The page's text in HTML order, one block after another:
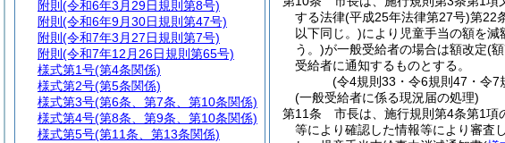
する法律(平成25年法律第27号)第22
以下同じ。)により児童手当の額を
う。)が一般受給者の場合は額改定(
受給者に通知するものとする。
(令4規則33・令6規則47・令7
(一般受給者に係る現況届の処理)
第11条
市長は、施行規則第4条第1項
等により確認した情報等により審査
附則 (令和6年3月29日規則第8号)
附則 (令和6年9月30日規則第47号)
附則 (令和7年3月27日規則第7号)
附則 (令和7年12月26日規則第65号)
様式第1号(第4条関係)
様式第2号(第5条関係)
様式第3号(第6条、第7条、第10条関係)
様式第4号(第8条、第9条、第10条関係)
様式第5号(第11条、第13条関係)